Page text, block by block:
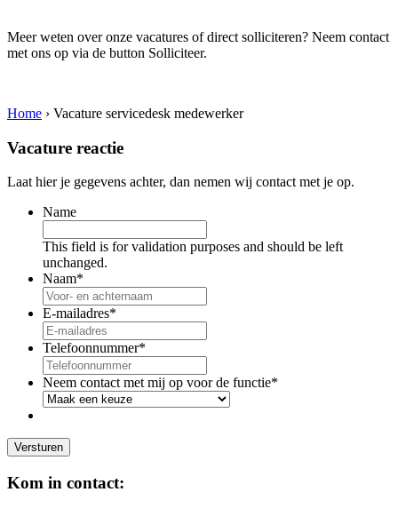
Meer weten over onze vacatures of direct solliciteren? Neem contact
met ons op via de button Solliciteer.
Home › Vacature servicedesk medewerker
Vacature reactie
Laat hier je gegevens achter, dan nemen wij contact met je op.
Name
This field is for validation purposes and should be left
unchanged.
Naam*
E-mailadres*
Telefoonnummer*
Neem contact met mij op voor de functie*
Kom in contact: